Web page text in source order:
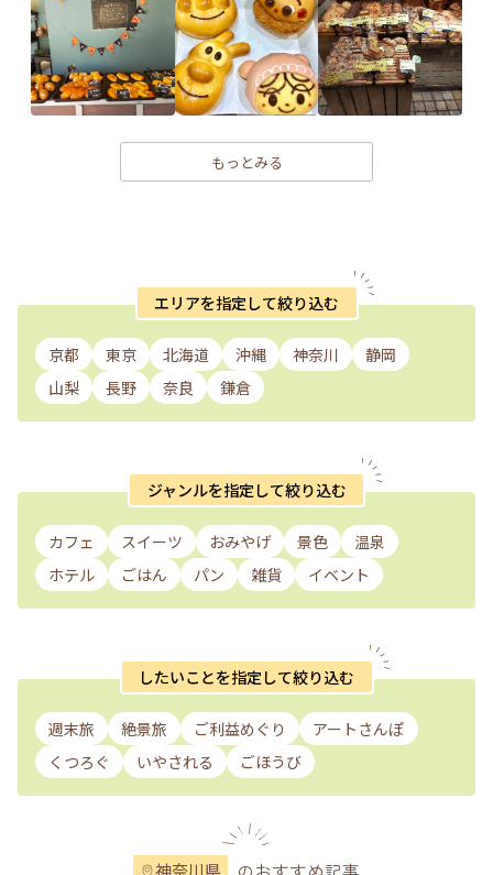
もっとみる
エリアを指定して絞り込む
京都 東京 北海道 沖縄 神奈川
静岡
山梨
長野 奈良 鎌倉
ジャンルを指定して絞り込む
カフェ スイーツ おみやげ 景色
温泉
ホテル
ごはん パン 雑貨 イベント
したいことを指定して絞り込む
週末旅 絶景旅 ご利益めぐり
アートさんぽ
くつろぐ
いやされる ごほうび
神奈川県